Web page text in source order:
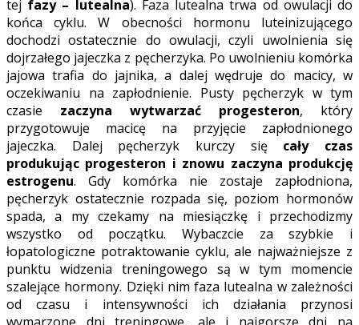
tej fazy – lutealna). Faza lutealna trwa od owulacji do
końca cyklu. W obecności hormonu luteinizującego
dochodzi ostatecznie do owulacji, czyli uwolnienia się
dojrzałego jajeczka z pęcherzyka. Po uwolnieniu komórka
jajowa trafia do jajnika, a dalej wędruje do macicy, w
oczekiwaniu na zapłodnienie. Pusty pęcherzyk w tym
czasie zaczyna wytwarzać progesteron, który
przygotowuje macicę na przyjęcie zapłodnionego
jajeczka. Dalej pęcherzyk kurczy się cały czas
produkując progesteron i znowu zaczyna produkcję
estrogenu. Gdy komórka nie zostaje zapłodniona,
pęcherzyk ostatecznie rozpada się, poziom hormonów
spada, a my czekamy na miesiączkę i przechodizmy
wszystko od początku. Wybaczcie za szybkie i
łopatologiczne potraktowanie cyklu, ale najważniejsze z
punktu widzenia treningowego są w tym momencie
szalejące hormony. Dzięki nim faza lutealna w zależności
od czasu i intensywności ich działania przynosi